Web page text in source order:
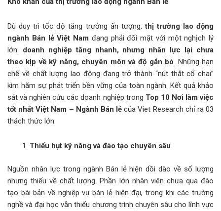
Dù duy trì tốc độ tăng trưởng ấn tượng,thị trường lao động
ngành Bán lẻ Việt Nam đang phải đối mặt với một nghịch lý
lớn: doanh nghiệp tăng nhanh, nhưng nhân lực lại chưa
theo kịp về kỹ năng, chuyên môn và độ gắn bó. Những hạn
chế về chất lượng lao động đang trở thành “nút thắt cổ chai”
kìm hãm sự phát triển bền vững của toàn ngành. Kết quả khảo
sát và nghiên cứu các doanh nghiệp trong Top 10 Nơi làm việc
tốt nhất Việt Nam – Ngành Bán lẻ của Viet Research chỉ ra 03
thách thức lớn.
Thiếu hụt kỹ năng và đào tạo chuyên sâu
Nguồn nhân lực trong ngành Bán lẻ hiện dồi dào về số lượng
nhưng thiếu về chất lượng. Phần lớn nhân viên chưa qua đào
tạo bài bản về nghiệp vụ bán lẻ hiện đại, trong khi các trường
nghề và đại học vẫn thiếu chương trình chuyên sâu cho lĩnh vực